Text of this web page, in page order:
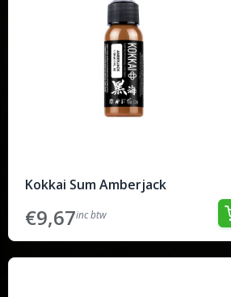
Kokkai Sum Amberjack
€9,67inc btw